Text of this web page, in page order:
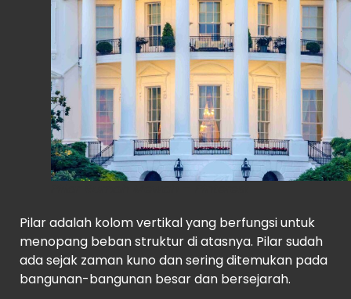
Pilar adalah kolom vertikal yang berfungsi untuk
menopang beban struktur di atasnya. Pilar sudah
ada sejak zaman kuno dan sering ditemukan pada
bangunan-bangunan besar dan bersejarah.